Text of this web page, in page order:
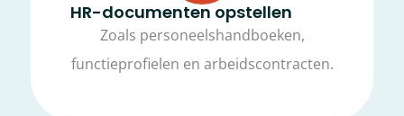
HR-documenten opstellen
Zoals personeelshandboeken,
functieprofielen en arbeidscontracten.